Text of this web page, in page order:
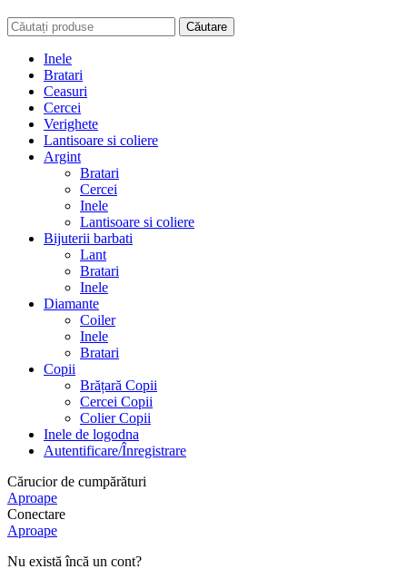
Căutare
Inele
Bratari
Ceasuri
Cercei
Verighete
Lantisoare si coliere
Argint
Bratari
Cercei
Inele
Lantisoare si coliere
Bijuterii barbati
Lant
Bratari
Inele
Diamante
Coiler
Inele
Bratari
Copii
Brățară Copii
Cercei Copii
Colier Copii
Inele de logodna
Autentificare/Înregistrare
Cărucior de cumpărături
Aproape
Conectare
Aproape
Nu există încă un cont?